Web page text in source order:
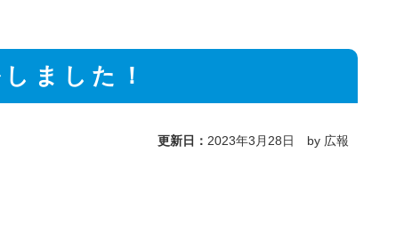
ました！
更新日： 2023年3月28日 by 広報